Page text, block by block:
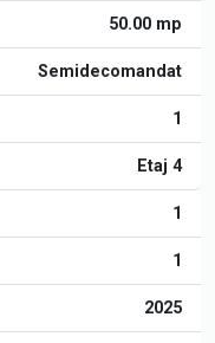
50.00 mp
Semidecomandat
1
Etaj 4
1
1
2025